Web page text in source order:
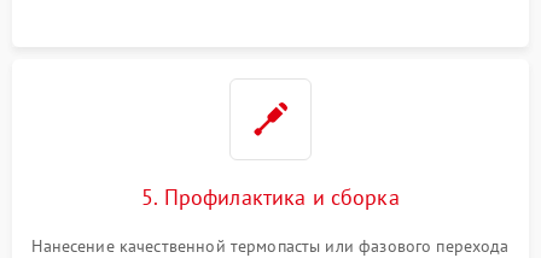
5. Профилактика и сборка
Нанесение качественной термопасты или фазового перехода